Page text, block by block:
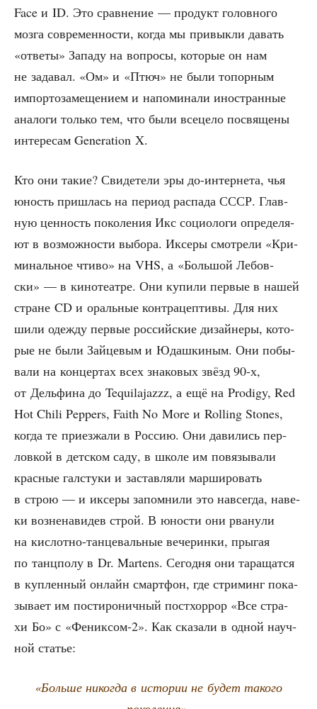
Face и ID. Это срав­не­ние — про­дукт голов­но­го
моз­га совре­мен­но­сти, когда мы при­вык­ли давать
«отве­ты» Запа­ду на вопро­сы, кото­рые он нам
не зада­вал. «Ом» и «Птюч» не были топор­ным
импор­то­за­ме­ще­ни­ем и напо­ми­на­ли ино­стран­ные
ана­ло­ги толь­ко тем, что были все­це­ло посвя­ще­ны
инте­ре­сам Generation X.
Кто они такие? Сви­де­те­ли эры до-интер­не­та, чья
юность при­шлась на пери­од рас­па­да СССР. Глав­
ную цен­ность поко­ле­ния Икс социо­ло­ги опре­де­ля­
ют в воз­мож­но­сти выбо­ра. Иксе­ры смот­ре­ли «Кри­
ми­наль­ное чти­во» на VHS, а «Боль­шой Лебов­
ски» — в кино­те­ат­ре. Они купи­ли пер­вые в нашей
стране CD и ораль­ные кон­тра­цеп­ти­вы. Для них
шили одеж­ду пер­вые рос­сий­ские дизай­не­ры, кото­
рые не были Зай­це­вым и Юдаш­ки­ным. Они побы­
ва­ли на кон­цер­тах всех зна­ко­вых звёзд 90‑х,
от Дель­фи­на до Tequilajazzz, а ещё на Prodigy, Red
Hot Chili Peppers, Faith No More и Rolling Stones,
когда те при­ез­жа­ли в Рос­сию. Они дави­лись пер­
лов­кой в дет­ском саду, в шко­ле им повя­зы­ва­ли
крас­ные гал­сту­ки и застав­ля­ли мар­ши­ро­вать
в строю — и иксе­ры запом­ни­ли это навсе­гда, наве­
ки воз­не­на­ви­дев строй. В юно­сти они рва­ну­ли
на кис­лот­но-тан­це­валь­ные вече­рин­ки, пры­гая
по танц­по­лу в Dr. Martens. Сего­дня они тара­щат­ся
в куп­лен­ный онлайн смарт­фон, где стри­минг пока­
зы­ва­ет им пости­ро­нич­ный пост­хор­рор «Все стра­
хи Бо» с «Фениксом‑2». Как ска­за­ли в одной науч­
ной статье:
«Боль­ше нико­гда в исто­рии не будет тако­го